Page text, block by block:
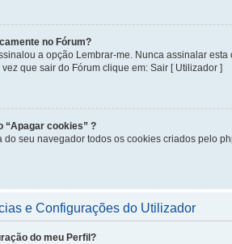
no Fórum?
a opção Lembrar-me. Nunca assinalar
que sair do Fórum clique em: Sair [ Utilizador ]
“Apagar cookies” ?
do seu navegador todos os cookies criados pelo
e Configurações do Utilizador
do meu Perfil?